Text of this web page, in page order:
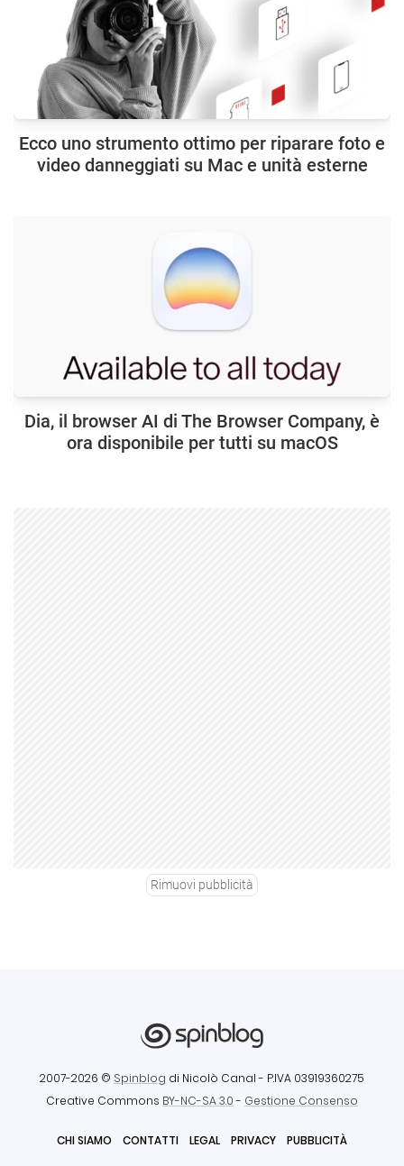
Ecco uno strumento ottimo per riparare foto e
video danneggiati su Mac e unità esterne
Dia, il browser AI di The Browser Company, è
ora disponibile per tutti su macOS
Rimuovi pubblicità
2007-2026 © Spinblog di Nicolò Canal - P.IVA 03919360275
Creative Commons BY-NC-SA 3.0- Gestione Consenso
CHI SIAMO CONTATTI LEGAL PRIVACY PUBBLICITÀ